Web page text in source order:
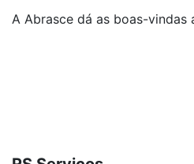
A Abrasce dá as boas-vindas